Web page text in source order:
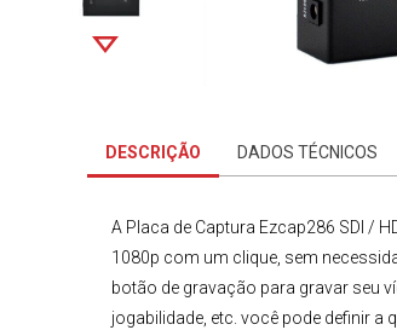
DESCRIÇÃO DADOS TÉCNICOS
A Placa de Captura Ezcap286 SDI /
1080p com um clique, sem
botão de gravação para gravar seu
jogabilidade, etc. você pode definir a